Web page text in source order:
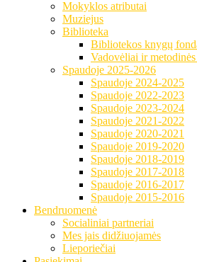
Mokyklos atributai
Muziejus
Biblioteka
Bibliotekos knygų
Vadovėliai ir
Spaudoje 2025-2026
Spaudoje 2024-2025
Spaudoje 2022-2023
Spaudoje 2023-2024
Spaudoje 2021-2022
Spaudoje 2020-2021
Spaudoje 2019-2020
Spaudoje 2018-2019
Spaudoje 2017-2018
Spaudoje 2016-2017
Spaudoje 2015-2016
Bendruomenė
Socialiniai partneriai
Mes jais didžiuojamės
Lieporiečiai